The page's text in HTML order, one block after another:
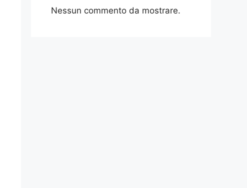
Nessun commento da mostrare.